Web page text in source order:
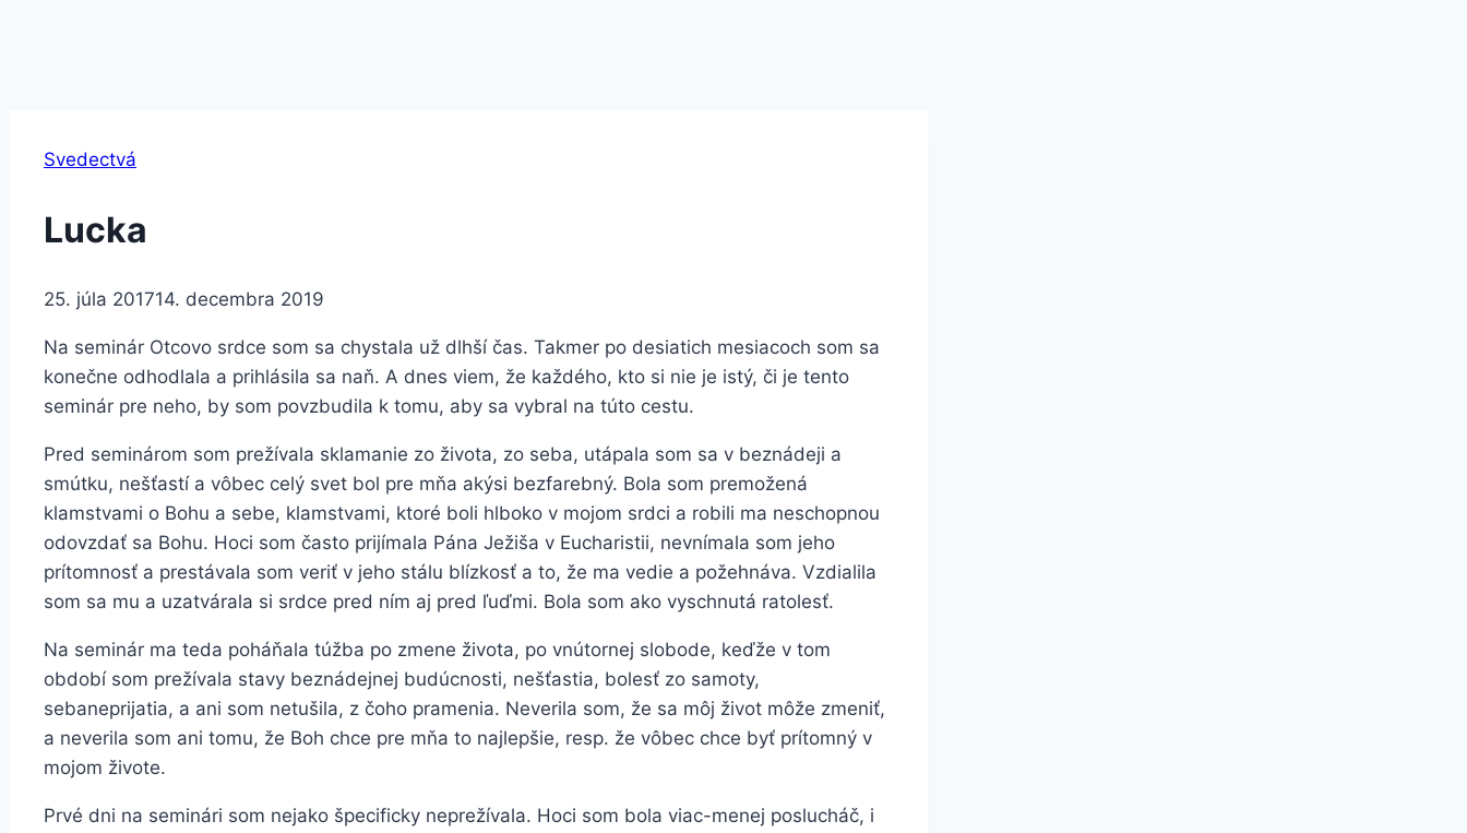
Svedectvá
Lucka
25. júla 201714. decembra 2019
Na seminár Otcovo srdce som sa chystala už dlhší čas. Takmer po desiatich mesiacoch som sa
konečne odhodlala a prihlásila sa naň. A dnes viem, že každého, kto si nie je istý, či je tento
seminár pre neho, by som povzbudila k tomu, aby sa vybral na túto cestu.
Pred seminárom som prežívala sklamanie zo života, zo seba, utápala som sa v beznádeji a
smútku, nešťastí a vôbec celý svet bol pre mňa akýsi bezfarebný. Bola som premožená
klamstvami o Bohu a sebe, klamstvami, ktoré boli hlboko v mojom srdci a robili ma neschopnou
odovzdať sa Bohu. Hoci som často prijímala Pána Ježiša v Eucharistii, nevnímala som jeho
prítomnosť a prestávala som veriť v jeho stálu blízkosť a to, že ma vedie a požehnáva. Vzdialila
som sa mu a uzatvárala si srdce pred ním aj pred ľuďmi. Bola som ako vyschnutá ratolesť.
Na seminár ma teda poháňala túžba po zmene života, po vnútornej slobode, keďže v tom
období som prežívala stavy beznádejnej budúcnosti, nešťastia, bolesť zo samoty,
sebaneprijatia, a ani som netušila, z čoho pramenia. Neverila som, že sa môj život môže zmeniť,
a neverila som ani tomu, že Boh chce pre mňa to najlepšie, resp. že vôbec chce byť prítomný v
mojom živote.
Prvé dni na seminári som nejako špecificky neprežívala. Hoci som bola viac-menej poslucháč, i